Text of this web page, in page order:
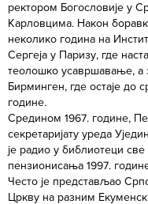
ректором Богословије у
Карловцима. Након
неколико година на
Сергеја у Паризу, где
теолошко усавршавање, а
Бирминген, где остаје до
године.
Средином 1967. године,
секретаријату уреда
је радио у библиотеци све
пензионисања 1997.
Често је представљао
Цркву на разним